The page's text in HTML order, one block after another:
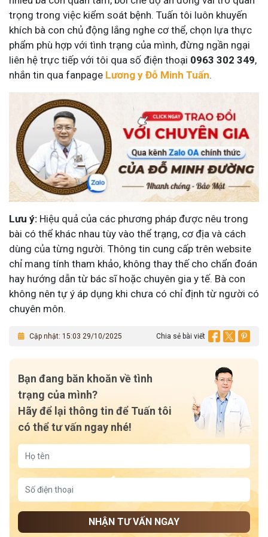
trọng trong việc kiểm soát bệnh. Tuấn tôi luôn khuyến
khích bà con chủ động lắng nghe cơ thể, chọn lựa thực
phẩm phù hợp với tình trạng của mình, đừng ngần ngại
liên hệ trực tiếp với tôi qua số điện thoại 0963 302 349,
nhắn tin qua fanpage Lương y Đỗ Minh Tuấn.
Lưu ý: Hiệu quả của các phương pháp được nêu trong
bài có thể khác nhau tùy vào thể trạng, cơ địa và cách
dùng của từng người. Thông tin cung cấp trên website
chỉ mang tính tham khảo, không thay thế cho chẩn đoán
hay hướng dẫn từ bác sĩ hoặc chuyên gia y tế. Bà con
không nên tự ý áp dụng khi chưa có chỉ định từ người có
chuyên môn.
Cập nhật: 15:03 29/10/2025 Chia sẻ bài viết
Bạn đang băn khoăn về tình
trạng của mình?
Hãy để lại thông tin để Tuấn tôi
có thể tư vấn ngay nhé!
NHẬN TƯ VẤN NGAY